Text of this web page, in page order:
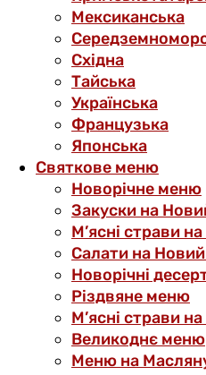
Мексиканська
Східна
Тайська
Українська
Французька
Японська
Святкове меню
Новорічне меню
Закуски на
М’ясні страви
Салати на Новий
Новорічні
Різдвяне меню
М’ясні страви
Великоднє меню
Меню на